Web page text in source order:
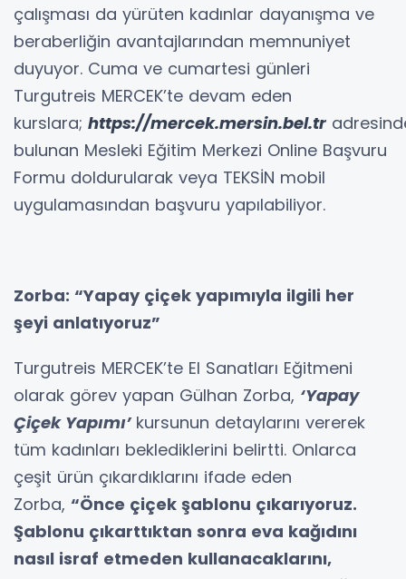
çalışması da yürüten kadınlar dayanışma ve
beraberliğin avantajlarından memnuniyet
duyuyor. Cuma ve cumartesi günleri
Turgutreis MERCEK’te devam eden
kurslara; https://mercek.mersin.bel.tr
bulunan Mesleki Eğitim Merkezi Online Başvuru
Formu doldurularak veya TEKSİN mobil
uygulamasından başvuru yapılabiliyor.
Zorba: “Yapay çiçek yapımıyla ilgili her
şeyi anlatıyoruz”
Turgutreis MERCEK’te El Sanatları Eğitmeni
olarak görev yapan Gülhan Zorba, ‘Yapay
Çiçek Yapımı’ kursunun detaylarını vererek
tüm kadınları beklediklerini belirtti. Onlarca
çeşit ürün çıkardıklarını ifade eden
Zorba, “Önce çiçek şablonu çıkarıyoruz.
Şablonu çıkarttıktan sonra eva kağıdını
nasıl israf etmeden kullanacaklarını,